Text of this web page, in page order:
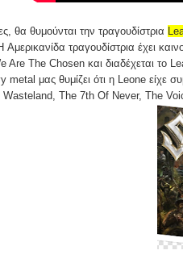
θα θυμούνται την τραγουδίστρια
τραγουδίστρια έχει
Are The Chosen και διαδέχεται το
metal μας θυμίζει ότι η Leone
The 7th Of Never, The